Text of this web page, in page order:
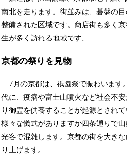
南北を走ります。街並みは、碁盤の
整備された区域です。商店街も多く
生が多く訪れる地域です。
京都の祭りを見物
7月の京都は、祇園祭で賑わいます
代に、疫病や富士山噴火など社会不
り御霊を供養することが起源とされ
様々な儀式がありますが四条通りで
光客で混雑します。京都の街を大き
り上げます。